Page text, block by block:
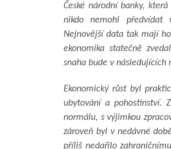
České národní banky,
nikdo nemohl předvídat
Nejnovější data tak mají
ekonomika statečně
snaha bude v následujících
Ekonomický růst byl
ubytování a pohostinství.
normálu, s výjimkou
zároveň byl v nedávné
příliš nedařilo